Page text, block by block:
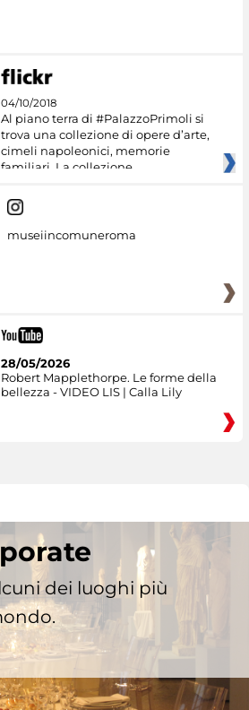
04/10/2018
Al piano terra di #PalazzoPrimoli si
trova una collezione di opere d’arte,
cimeli napoleonici, memorie
familiari. La collezione
museiincomuneroma
28/05/2026
Robert Mapplethorpe. Le forme della
bellezza - VIDEO LIS | Calla Lily
dei luoghi più